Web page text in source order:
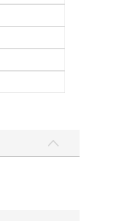
我們有無機
避一下。」